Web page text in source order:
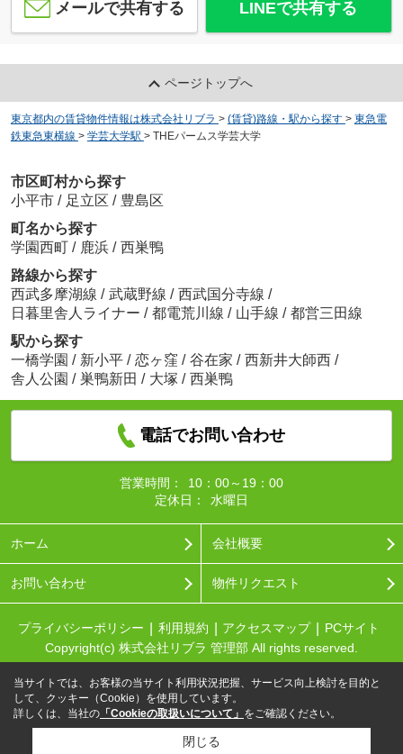
メールで共有する LINEで共有する
ページトップへ
東京都内の賃貸物件情報は株式会社リブラ > (賃貸)路線・駅から探す > 東急電
鉄東急東横線 > 学芸大学駅 > THEパームス学芸大学
市区町村から探す
小平市 / 足立区 / 豊島区
町名から探す
学園西町 / 鹿浜 / 西巣鴨
路線から探す
西武多摩湖線 / 武蔵野線 / 西武国分寺線 /
日暮里舎人ライナー / 都電荒川線 / 山手線 / 都営三田線
駅から探す
一橋学園 / 新小平 / 恋ヶ窪 / 谷在家 / 西新井大師西 /
舎人公園 / 巣鴨新田 / 大塚 / 西巣鴨
電話でお問い合わせ
営業時間：
10：00～19：00
定休日：
水曜日
ホーム 会社概要
お問い合わせ 物件リクエスト
プライバシーポリシー 利用規約 アクセスマップ
PCサイト
Copyright(c) 株式会社リブラ 管理部 All rights reserved.
当サイトでは、お客様の当サイト利用状況把握、サービス向上検討を目的と
して、クッキー（Cookie）を使用しています。
詳しくは、当社の 「Cookieの取扱いについて」 をご確認ください。
閉じる